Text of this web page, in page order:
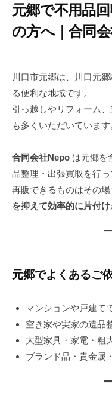
元郷で不用品
の方へ｜合同
0
5
年
8
2
9
日
y
e
p
o
川口市元郷は、川口元
る便利な地域です。
引っ越しやリフォーム
も多くいただいています
合同会社Nepo は元郷を
品整理・出張買取を行っ
再販できるものはその場
を抑えて効率的に片付け
元郷でよくあるご
マンションや戸建て
空き家や実家の遺品
大型家具・家電・粗
ブランド品・貴金属